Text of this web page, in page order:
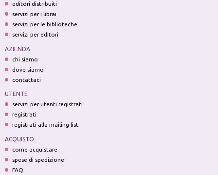
editori distribuiti
servizi per i librai
servizi per le biblioteche
servizi per editori
AZIENDA
chi siamo
dove siamo
contattaci
UTENTE
servizi per utenti registrati
registrati
registrati alla mailing list
ACQUISTO
come acquistare
spese di spedizione
FAQ